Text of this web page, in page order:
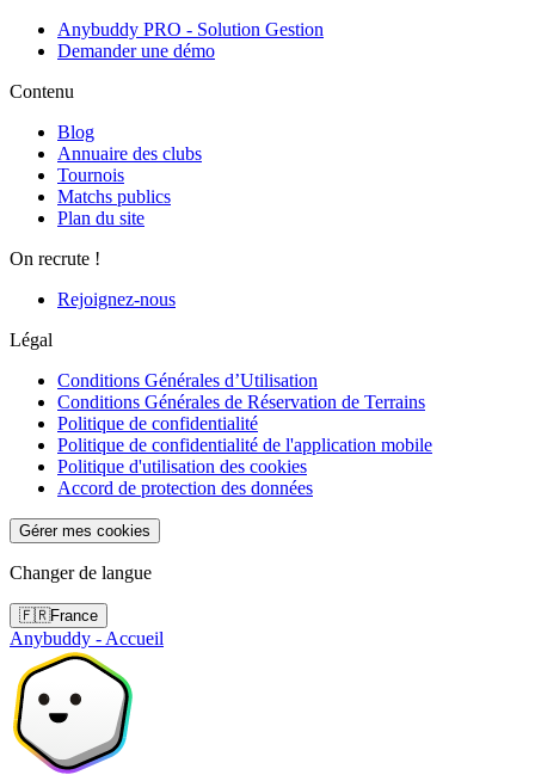
Anybuddy PRO - Solution Gestion
Demander une démo
Contenu
Blog
Annuaire des clubs
Tournois
Matchs publics
Plan du site
On recrute !
Rejoignez-nous
Légal
Conditions Générales d’Utilisation
Conditions Générales de Réservation de Terrains
Politique de confidentialité
Politique de confidentialité de l'application mobile
Politique d'utilisation des cookies
Accord de protection des données
Gérer mes cookies
Changer de langue
🇫🇷France
Anybuddy - Accueil